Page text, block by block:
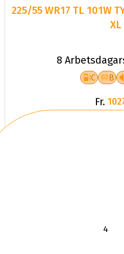
225/55 WR17 TL 101W
XL
8
C B
Fr.